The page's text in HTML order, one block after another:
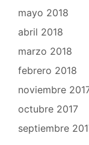
mayo 2018
abril 2018
marzo 2018
febrero 2018
noviembre
octubre 2017
septiembre